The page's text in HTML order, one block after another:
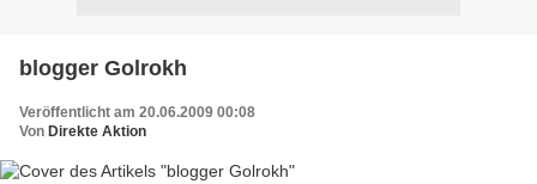
blogger Golrokh
Veröffentlicht am 20.06.2009 00:08
Von Direkte Aktion